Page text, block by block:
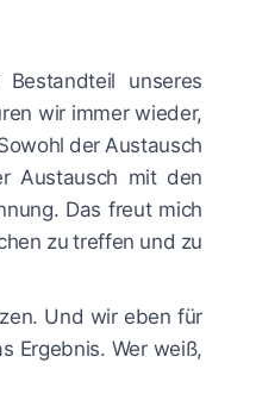
unseres
wir immer wieder,
der Austausch
Austausch mit den
Das freut mich
zu treffen und zu
Und wir eben für
Ergebnis. Wer weiß,